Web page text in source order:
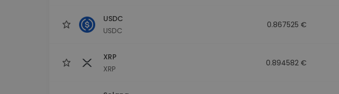
USDC
USDC
0.867525 €
XRP
XRP
0.894582 €